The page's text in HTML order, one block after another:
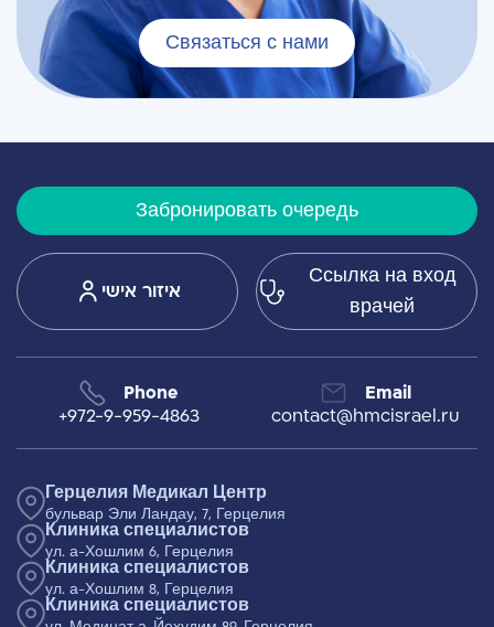
Связаться с нами
Забронировать очередь
איזור אישי
Ссылка на вход
врачей
Phone
+972-9-959-4863
Email
contact@hmcisrael.ru
Герцелия Медикал Центр
бульвар Эли Ландау, 7, Герцелия
Клиника специалистов
ул. а-Хошлим 6, Герцелия
Клиника специалистов
ул. а-Хошлим 8, Герцелия
Клиника специалистов